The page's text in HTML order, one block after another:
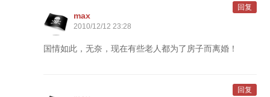
max
2010/12/12 23:28
国情如此，无奈，现在有些老人都为了房子而离婚！
回复
回复